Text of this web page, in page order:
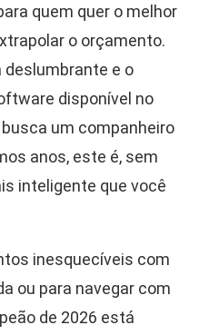
quem quer o melhor
o orçamento.
deslumbrante e o
disponível no
um companheiro
anos, este é, sem
inteligente que você
inesquecíveis com
ou para navegar com
de 2026 está